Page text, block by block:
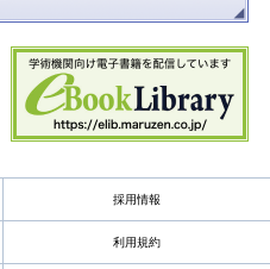
採用情報
利用規約